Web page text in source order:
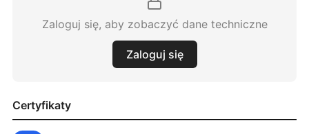
Zaloguj się, aby zobaczyć dane techniczne
Zaloguj się
Certyfikaty